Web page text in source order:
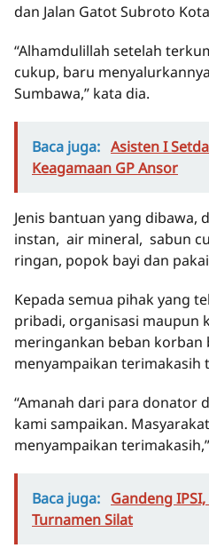
dan Jalan Gatot Subroto
“Alhamdulillah setelah
cukup, baru
Sumbawa,” kata dia.
Baca juga: Asisten I
Keagamaan GP Ansor
Jenis bantuan yang dibawa,
instan, air mineral, sabun
ringan, popok bayi dan
Kepada semua pihak yang
pribadi, organisasi maupun
meringankan beban korban
menyampaikan terimakasih
“Amanah dari para donator
kami sampaikan.
menyampaikan
Baca juga: Gandeng
Turnamen Silat